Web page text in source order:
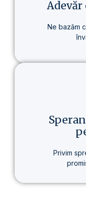
Ne bazăm
Baza
Biblia –
Privim